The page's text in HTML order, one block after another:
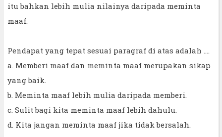
itu bahkan lebih mulia nilainya daripada meminta
maaf.
Pendapat yang tepat sesuai paragraf di atas adalah ....
a. Memberi maaf dan meminta maaf merupakan sikap
yang baik.
b. Meminta maaf lebih mulia daripada memberi.
c. Sulit bagi kita meminta maaf lebih dahulu.
d. Kita jangan meminta maaf jika tidak bersalah.